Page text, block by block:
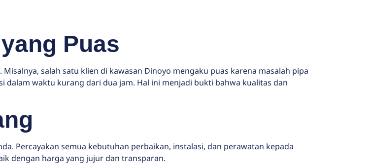
Puas
salah satu klien di kawasan Dinoyo mengaku puas karena masalah pipa
waktu kurang dari dua jam. Hal ini menjadi bukti bahwa kualitas dan
Percayakan semua kebutuhan perbaikan, instalasi, dan perawatan kepada
dengan harga yang jujur dan transparan.